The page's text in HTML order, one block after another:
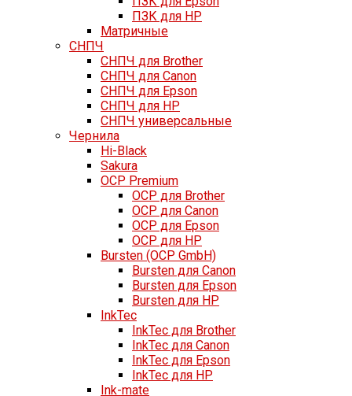
ПЗК для HP
Матричные
СНПЧ
СНПЧ для Brother
СНПЧ для Canon
СНПЧ для Epson
СНПЧ для HP
СНПЧ универсальные
Чернила
Hi-Black
Sakura
OCP Premium
OCP для Brother
OCP для Canon
OCP для Epson
OCP для HP
Bursten (OCP GmbH)
Bursten для Canon
Bursten для Epson
Bursten для HP
InkTec
InkTec для Brother
InkTec для Canon
InkTec для Epson
InkTec для HP
Ink-mate